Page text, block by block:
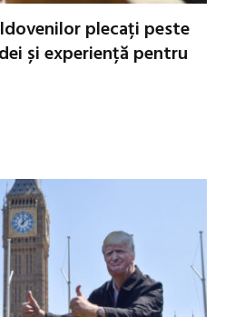
plecați peste
și experiență pentru